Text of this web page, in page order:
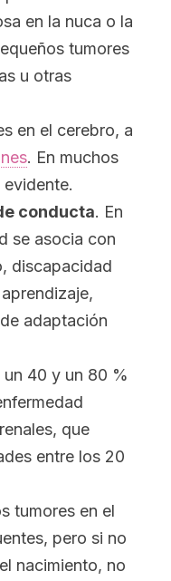
en la nuca o la
tumores
u otras
en el cerebro, a
. En muchos
conducta. En
se asocia con
discapacidad
adaptación
un 40 y un 80 %
que
entre los 20
tumores en el
pero si no
nacimiento, no